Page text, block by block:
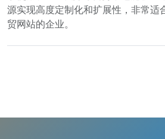
源实现高度定制化和扩展性，非常适
贸网站的企业。